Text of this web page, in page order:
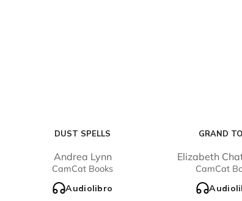
DUST SPELLS
Andrea Lynn
CamCat Books
Audiolibro
GRAND
Elizabeth
CamCat